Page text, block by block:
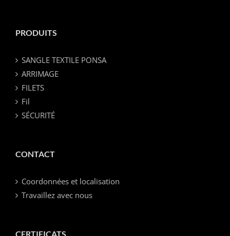
PRODUITS
SANGLE TEXTILE PONSA
ARRIMAGE
FILETS
Fil
SÉCURITÉ
CONTACT
Coordonnées et localisation
Travaillez avec nous
CERTIFICATS